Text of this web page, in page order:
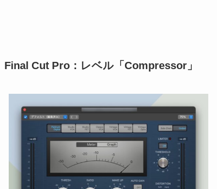
Final Cut Pro：レベル「Compressor」